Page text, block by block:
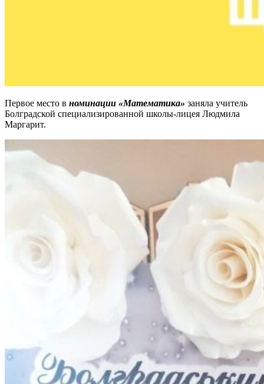
Первое место в номинации «Математика» заняла учитель
Болградской специализированной школы-лицея Людмила
Маргарит.